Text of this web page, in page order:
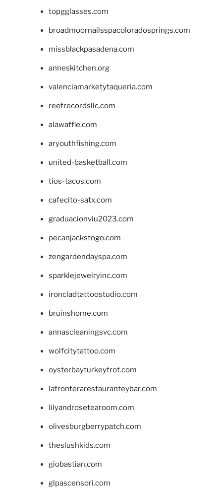
topgglasses.com
broadmoornailsspacoloradosprings.com
missblackpasadena.com
anneskitchen.org
valenciamarketytaqueria.com
reefrecordsllc.com
alawaffle.com
aryouthfishing.com
united-basketball.com
tios-tacos.com
cafecito-satx.com
graduacionviu2023.com
pecanjackstogo.com
zengardendayspa.com
sparklejewelryinc.com
ironcladtattoostudio.com
bruinshome.com
annascleaningsvc.com
wolfcitytattoo.com
oysterbayturkeytrot.com
lafronterarestauranteybar.com
lilyandrosetearoom.com
olivesburgberrypatch.com
theslushkids.com
giobastian.com
glpascensori.com